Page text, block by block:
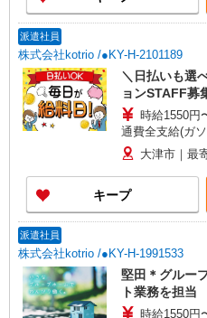
派遣社員
株式会社kotrio /●KY-H-2101189
＼日払いも選
ョンSTAFF募
時給1550
通費全支給(ガ
大津市｜最
キープ
派遣社員
株式会社kotrio /●KY-H-1991533
堅田＊グルー
ト業務を担当
時給1550